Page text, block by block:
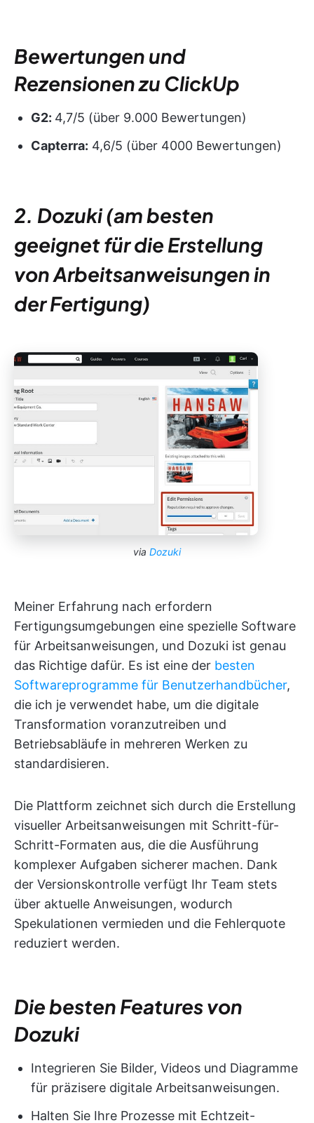
Bewertungen und
Rezensionen zu ClickUp
G2: 4,7/5 (über 9.000 Bewertungen)
Capterra: 4,6/5 (über 4000 Bewertungen)
2. Dozuki (am besten
geeignet für die Erstellung
von Arbeitsanweisungen in
der Fertigung)
via Dozuki
Meiner Erfahrung nach erfordern
Fertigungsumgebungen eine spezielle Software
für Arbeitsanweisungen, und Dozuki ist genau
das Richtige dafür. Es ist eine der besten
Softwareprogramme für Benutzerhandbücher,
die ich je verwendet habe, um die digitale
Transformation voranzutreiben und
Betriebsabläufe in mehreren Werken zu
standardisieren.
Die Plattform zeichnet sich durch die Erstellung
visueller Arbeitsanweisungen mit Schritt-für-
Schritt-Formaten aus, die die Ausführung
komplexer Aufgaben sicherer machen. Dank
der Versionskontrolle verfügt Ihr Team stets
über aktuelle Anweisungen, wodurch
Spekulationen vermieden und die Fehlerquote
reduziert werden.
Die besten Features von
Dozuki
Integrieren Sie Bilder, Videos und Diagramme
für präzisere digitale Arbeitsanweisungen.
Halten Sie Ihre Prozesse mit Echtzeit-